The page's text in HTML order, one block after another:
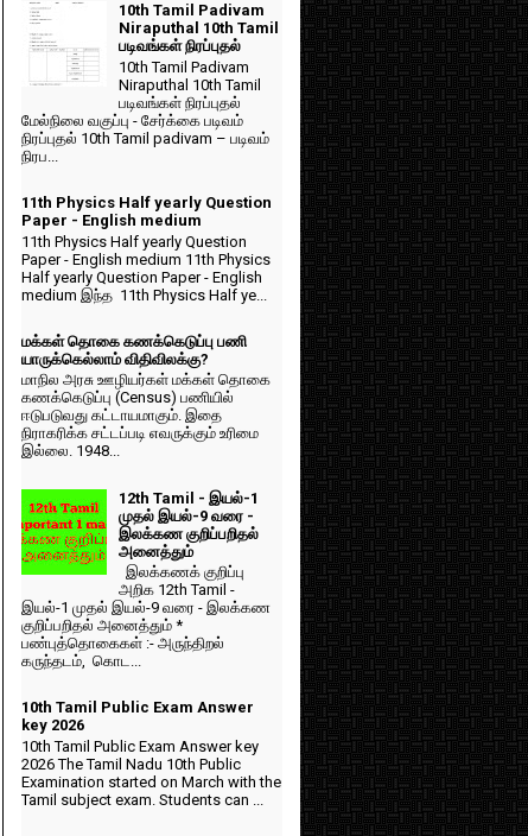
10th Tamil Padivam
Niraputhal 10th Tamil
படிவங்கள் நிரப்புதல்
10th Tamil Padivam
Niraputhal 10th Tamil
படிவங்கள் நிரப்புதல்
மேல்நிலை வகுப்பு - சேர்க்கை படிவம்
நிரப்புதல் 10th Tamil padivam – படிவம்
நிரப...
11th Physics Half yearly Question
Paper - English medium
11th Physics Half yearly Question
Paper - English medium 11th Physics
Half yearly Question Paper - English
medium இந்த 11th Physics Half ye...
மக்கள் தொகை கணக்கெடுப்பு பணி
யாருக்கெல்லாம் விதிவிலக்கு?
மாநில அரசு ஊழியர்கள் மக்கள் தொகை
கணக்கெடுப்பு (Census) பணியில்
ஈடுபடுவது கட்டாயமாகும். இதை
நிராகரிக்க சட்டப்படி எவருக்கும் உரிமை
இல்லை. 1948...
12th Tamil - இயல்-1
முதல் இயல்-9 வரை -
இலக்கண குறிப்பறிதல்
அனைத்தும்
இலக்கணக் குறிப்பு
அறிக 12th Tamil -
இயல்-1 முதல் இயல்-9 வரை - இலக்கண
குறிப்பறிதல் அனைத்தும் *
பண்புத்தொகைகள் :- அருந்திறல்
கருந்தடம், கொட...
10th Tamil Public Exam Answer
key 2026
10th Tamil Public Exam Answer key
2026 The Tamil Nadu 10th Public
Examination started on March with the
Tamil subject exam. Students can ...